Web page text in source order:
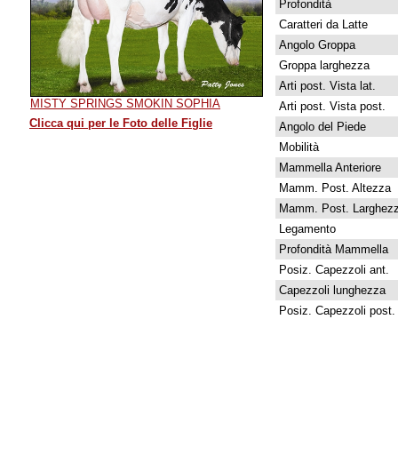
MISTY SPRINGS SMOKIN SOPHIA
Clicca qui per le Foto delle Figlie
Profondità
Caratteri da Latte
Angolo Groppa
Groppa larghezza
Arti post. Vista lat.
Arti post. Vista post.
Angolo del Piede
Mobilità
Mammella Anteriore
Mamm. Post. Altezza
Mamm. Post.
Legamento
Profondità Mammella
Posiz. Capezzoli ant.
Capezzoli lunghezza
Posiz. Capezzoli post.